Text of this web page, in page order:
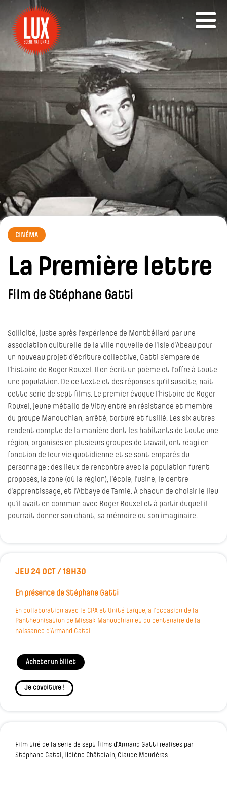
CINÉMA
La Première lettre
Film de Stéphane Gatti
Sollicité, juste après l’expérience de Montbéliard par une
association culturelle de la ville nouvelle de l’Isle d’Abeau pour
un nouveau projet d’écriture collective, Gatti s’empare de
l’histoire de Roger Rouxel. Il en écrit un poème et l’offre à toute
une population. De ce texte et des réponses qu’il suscite, naît
cette série de sept films. Le premier évoque l’histoire de Roger
Rouxel, jeune métallo de Vitry entré en résistance et membre
du groupe Manouchian, arrêté, torturé et fusillé. Les six autres
rendent compte de la manière dont les habitants de toute une
région, organisés en plusieurs groupes de travail, ont réagi en
fonction de leur vie quotidienne et se sont emparés du
personnage : des lieux de rencontre avec la population furent
proposés, la zone (où la région), l’école, l’usine, le centre
d’apprentissage, et l’Abbaye de Tamié. À chacun de choisir le lieu
qu’il avait en commun avec Roger Rouxel et à partir duquel il
pourrait donner son chant, sa mémoire ou son imaginaire.
JEU 24 OCT / 18H30
En présence de Stéphane Gatti
En collaboration avec le CPA et Unité Laïque, à l’occasion de la
Panthéonisation de Missak Manouchian et du centenaire de la
naissance d’Armand Gatti
Acheter un billet
Je covoiture !
Film tiré de la série de sept films d’Armand Gatti réalisés par
Stéphane Gatti, Hélène Châtelain, Claude Mouriéras